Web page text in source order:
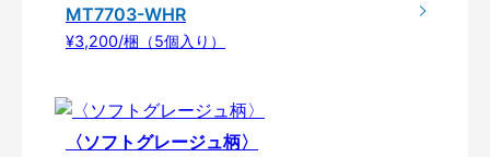
MT7703-WHR
¥3,200/梱（5個入り）
〈ソフトグレージュ柄〉